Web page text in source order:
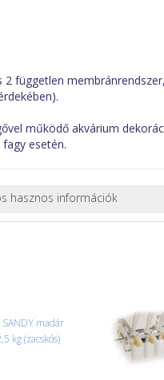
2 független
működő akvárium
esetén.
hasznos információk
(pl. nagy akváriumok,
egyedi, úgyhogy előre
sérülést,
átvétel előtt jegyzőkönyvet
madár
kg (zacskós)